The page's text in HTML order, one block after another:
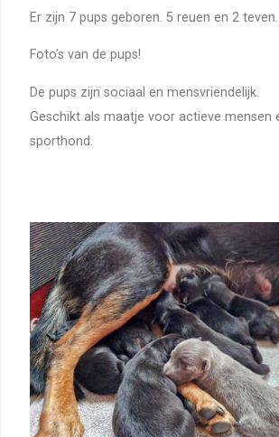
Er zijn 7 pups geboren. 5 reuen en 2 teven.
Foto’s van de pups!
De pups zijn sociaal en mensvriendelijk.
Geschikt als maatje voor actieve mensen
sporthond.